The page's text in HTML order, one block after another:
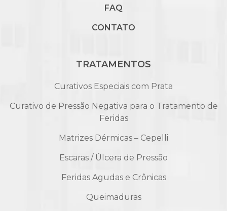
FAQ
CONTATO
TRATAMENTOS
Curativos Especiais com Prata
Curativo de Pressão Negativa para o Tratamento de
Feridas
Matrizes Dérmicas – Cepelli
Escaras / Úlcera de Pressão
Feridas Agudas e Crônicas
Queimaduras